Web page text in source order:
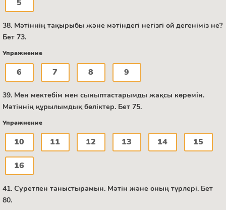
5
38. Мәтіннің тақырыбы және мәтіндегі негізгі ой дегеніміз не?
Бет 73.
Упражнение
6 7 8 9
39. Мен мектебім мен сыныптастарымды жақсы көремін.
Мәтіннің құрылымдық бөліктер. Бет 75.
Упражнение
10 11 12 13 14 15
16
41. Суретпен таныстырамын. Мәтін және оның түрлері. Бет
80.